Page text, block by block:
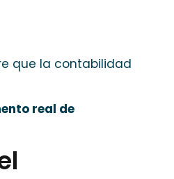
que la contabilidad
real de